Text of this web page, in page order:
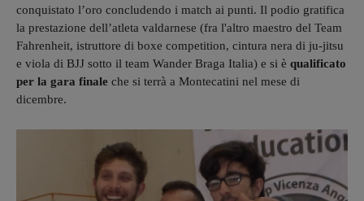
conquistato l’oro concludendo i match ai punti. Il podio gratifica
la prestazione dell’atleta valdarnese (fra l'altro maestro del Team
Fahrenheit, istruttore di boxe competition, cintura nera di ju-jitsu
e viola di BJJ sotto il team Wander Braga Italia) e si è qualificato
per la gara finale che si terrà a Montecatini nel mese di
dicembre.